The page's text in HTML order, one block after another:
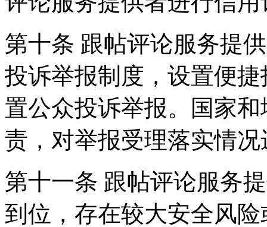
第十条 跟帖评论服务提
投诉举报制度，设置便
置公众投诉举报。国家
责，对举报受理落实情
第十一条 跟帖评论服务
到位，存在较大安全风